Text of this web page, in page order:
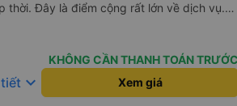
thời. Đây là điểm cộng rất lớn về dịch vụ.
bụng, đã giúp mình có một số thông tin hữu
KHÔNG CẦN THANH TOÁN TRƯỚC
keyboard_arrow_down Xem giá